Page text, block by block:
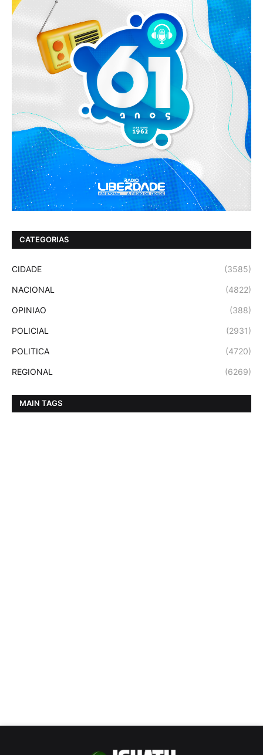
CATEGORIAS
CIDADE (3585)
NACIONAL (4822)
OPINIAO (388)
POLICIAL (2931)
POLITICA (4720)
REGIONAL (6269)
MAIN TAGS